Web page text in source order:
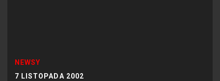
NEWSY
7 LISTOPADA 2002